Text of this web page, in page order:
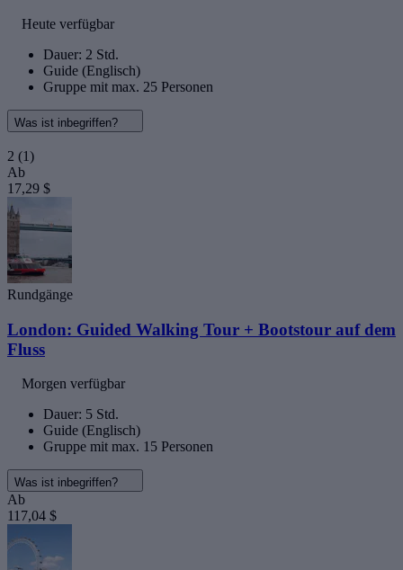
Heute verfügbar
Dauer: 2 Std.
Guide (Englisch)
Gruppe mit max. 25 Personen
Was ist inbegriffen?
2 (1)
Ab
17,29 $
Rundgänge
London: Guided Walking Tour + Bootstour auf dem
Fluss
Morgen verfügbar
Dauer: 5 Std.
Guide (Englisch)
Gruppe mit max. 15 Personen
Was ist inbegriffen?
Ab
117,04 $